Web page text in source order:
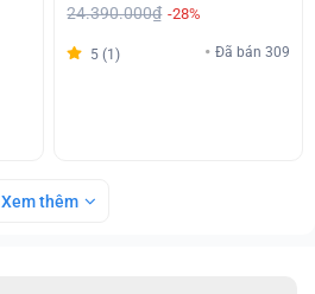
24.390.000₫ -28%
5 (1) Đã bán 309
Xem thêm